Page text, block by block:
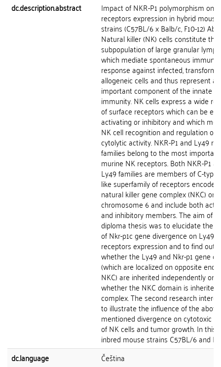
dc.description.abstract
Impact of NKR-P1 polymorphism on
receptors expression in hybrid mouse
strains (C57BL/6 x Balb/c, F10-12)
Natural killer (NK) cells constitute the
subpopulation of large granular
which mediate spontaneous immune
response against infected,
allogeneic cells and thus represent an
important component of the innate
immunity. NK cells express a wide
of surface receptors which can be
activating or inhibitory and which
NK cell recognition and regulation of
cytolytic activity. NKR-P1 and Ly49
families belong to the most important
murine NK receptors. Both NKR-P1
Ly49 families are members of C-type
like superfamily of receptors
natural killer gene complex (NKC) on
chromosome 6 and include both
and inhibitory members. The aim of
diploma thesis was to elucidate the
of Nkr-p1c gene divergence on Ly49
receptors expression and to find out
whether the Ly49 and Nkr-p1 gene
(which are localized on opposite
NKC) are inherited independently or
whether the NKC domain is inherited
complex. The second research
to illustrate the influence of the above
mentioned divergence on cytotoxic
of NK cells and tumor growth. In this
inbred mouse strains C57BL/6 and
dc.language
Čeština